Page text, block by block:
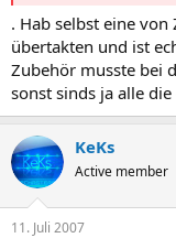
. Hab selbst eine
übertakten und ist
Zubehör musste bei
sonst sinds ja alle
KeKs
Active member
11. Juli 2007